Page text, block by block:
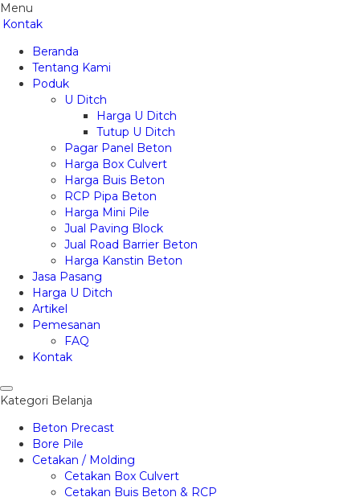
Menu
Kontak
Beranda
Tentang Kami
Poduk
U Ditch
Harga U Ditch
Tutup U Ditch
Pagar Panel Beton
Harga Box Culvert
Harga Buis Beton
RCP Pipa Beton
Harga Mini Pile
Jual Paving Block
Jual Road Barrier Beton
Harga Kanstin Beton
Jasa Pasang
Harga U Ditch
Artikel
Pemesanan
FAQ
Kontak
Kategori Belanja
Beton Precast
Bore Pile
Cetakan / Molding
Cetakan Box Culvert
Cetakan Buis Beton & RCP